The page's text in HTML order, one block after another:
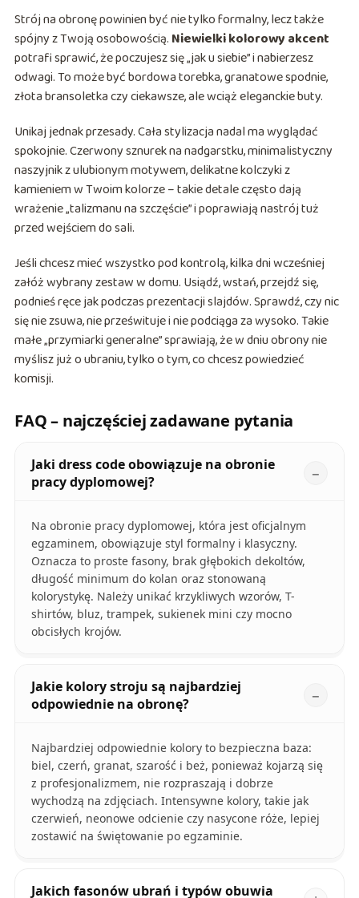
Strój na obronę powinien być nie tylko formalny, lecz także
spójny z Twoją osobowością. Niewielki kolorowy akcent
potrafi sprawić, że poczujesz się „jak u siebie” i nabierzesz
odwagi. To może być bordowa torebka, granatowe spodnie,
złota bransoletka czy ciekawsze, ale wciąż eleganckie buty.
Unikaj jednak przesady. Cała stylizacja nadal ma wyglądać
spokojnie. Czerwony sznurek na nadgarstku, minimalistyczny
naszyjnik z ulubionym motywem, delikatne kolczyki z
kamieniem w Twoim kolorze – takie detale często dają
wrażenie „talizmanu na szczęście” i poprawiają nastrój tuż
przed wejściem do sali.
Jeśli chcesz mieć wszystko pod kontrolą, kilka dni wcześniej
załóż wybrany zestaw w domu. Usiądź, wstań, przejdź się,
podnieś ręce jak podczas prezentacji slajdów. Sprawdź, czy nic
się nie zsuwa, nie prześwituje i nie podciąga za wysoko. Takie
małe „przymiarki generalne” sprawiają, że w dniu obrony nie
myślisz już o ubraniu, tylko o tym, co chcesz powiedzieć
komisji.
FAQ – najczęściej zadawane pytania
Jaki dress code obowiązuje na obronie
pracy dyplomowej?
Na obronie pracy dyplomowej, która jest oficjalnym
egzaminem, obowiązuje styl formalny i klasyczny.
Oznacza to proste fasony, brak głębokich dekoltów,
długość minimum do kolan oraz stonowaną
kolorystykę. Należy unikać krzykliwych wzorów, T-
shirtów, bluz, trampek, sukienek mini czy mocno
obcisłych krojów.
Jakie kolory stroju są najbardziej
odpowiednie na obronę?
Najbardziej odpowiednie kolory to bezpieczna baza:
biel, czerń, granat, szarość i beż, ponieważ kojarzą się
z profesjonalizmem, nie rozpraszają i dobrze
wychodzą na zdjęciach. Intensywne kolory, takie jak
czerwień, neonowe odcienie czy nasycone róże, lepiej
zostawić na świętowanie po egzaminie.
Jakich fasonów ubrań i typów obuwia